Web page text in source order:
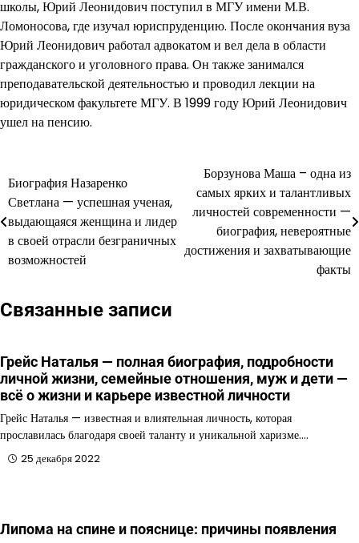
школы, Юрий Леонидович поступил в МГУ имени М.В.
Ломоносова, где изучал юриспруденцию. После окончания вуза
Юрий Леонидович работал адвокатом и вел дела в области
гражданского и уголовного права. Он также занимался
преподавательской деятельностью и проводил лекции на
юридическом факультете МГУ. В 1999 году Юрий Леонидович
ушел на пенсию.
Навигация
по
записям
Биография Назаренко
Светлана — успешная ученая,
выдающаяся женщина и лидер
в своей отрасли безграничных
возможностей
Борзунова Маша – одна из
самых ярких и талантливых
личностей современности —
биография, невероятные
достижения и захватывающие
факты
Связанные записи
Грейс Наталья — полная биография, подробности
личной жизни, семейные отношения, муж и дети —
всё о жизни и карьере известной личности
Грейс Наталья — известная и влиятельная личность, которая
прославилась благодаря своей таланту и уникальной харизме.…
25 декабря 2022
Липома на спине и пояснице: причины появления